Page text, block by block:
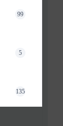
99
5
135